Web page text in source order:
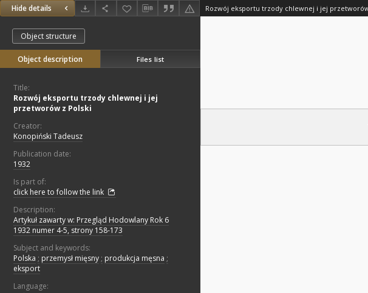
Hide details
Object structure
Object description Files list
Title:
Rozwój eksportu trzody chlewnej i jej
przetworów z Polski
Creator:
Konopiński Tadeusz
Publication date:
1932
Is part of:
click here to follow the link
Description:
Artykuł zawarty w: Przegląd Hodowlany Rok 6
1932 numer 4-5, strony 158-173
Subject and keywords:
Polska ; przemysł mięsny ; produkcja męsna ;
eksport
Language: